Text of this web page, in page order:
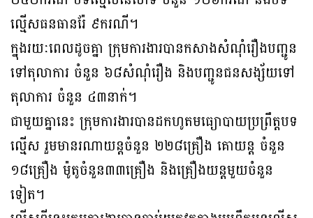
ល្មើសធនធានរ៉ែ ៩ករណី។
ក្នុងរយៈពេលដូចគ្នា ក្រុមការងារបានកសាងសំណុំរឿងបញ្ជូន
ទៅតុលាការ ចំនួន ៦៨សំណុំរឿង និងបញ្ជូនជនសង្ស័យទៅ
តុលាការ ចំនួន ៤៣នាក់។
ជាមួយគ្នានេះ ក្រុមការងារបានដកហូតមធ្យោបាយប្រព្រឹត្តបទ
ល្មើស រួមមានរណាយន្តចំនួន ២២៨គ្រឿង គោយន្ត ចំនួន
១៨គ្រឿង ម៉ូតូចំនួន៣៣គ្រឿង និងគ្រឿងយន្តមួយចំនួន
ទៀត។